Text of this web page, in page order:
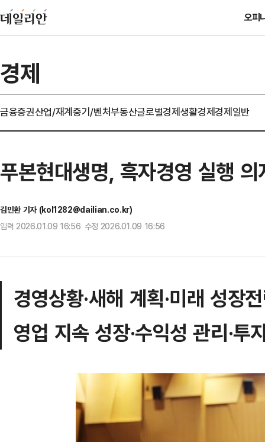
오피
경제
금융증권산업/재계중기/벤처부동산글로벌경제생활경제경제일반
푸본현대생명, 흑자경영 실행 의
김민환 기자 (kol1282@dailian.co.kr)
입력 2026.01.09 16:56 수정 2026.01.09 16:56
경영상황·새해 계획·미래 성장
영업 지속 성장·수익성 관리·